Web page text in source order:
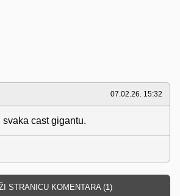
07.02.26. 15:32
cast gigantu.
STRANICU KOMENTARA (1)